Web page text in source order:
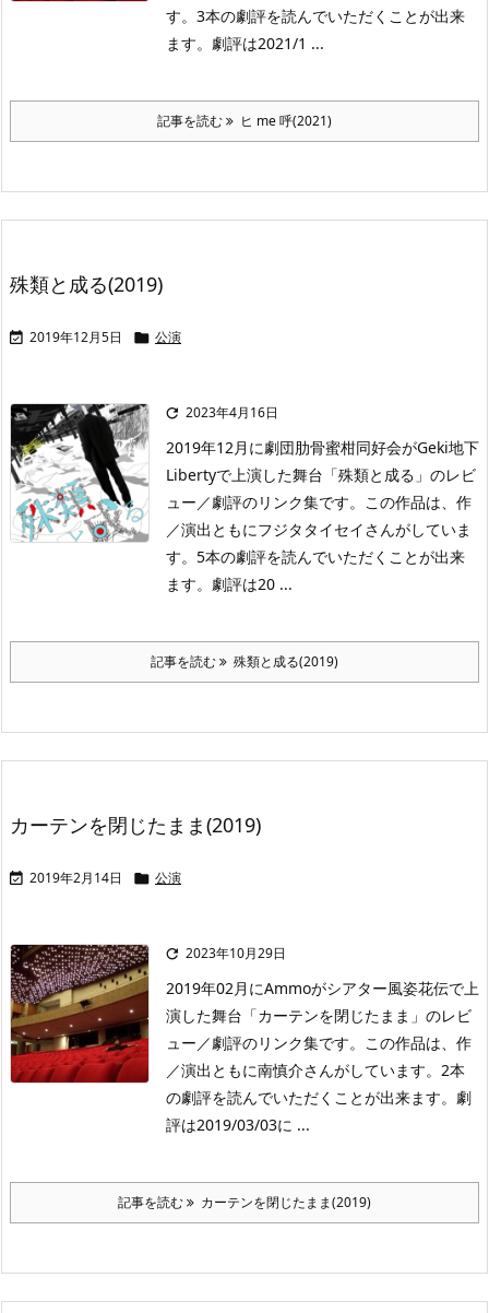
す。3本の劇評を読んでいただくことが出来
ます。劇評は2021/1 ...
記事を読む ヒ me 呼(2021)
殊類と成る(2019)
 2019年12月5日  公演
 2023年4月16日
2019年12月に劇団肋骨蜜柑同好会がGeki地下
Libertyで上演した舞台「殊類と成る」のレビ
ュー／劇評のリンク集です。この作品は、作
／演出ともにフジタタイセイさんがしていま
す。5本の劇評を読んでいただくことが出来
ます。劇評は20 ...
記事を読む 殊類と成る(2019)
カーテンを閉じたまま(2019)
 2019年2月14日  公演
 2023年10月29日
2019年02月にAmmoがシアター風姿花伝で上
演した舞台「カーテンを閉じたまま」のレビ
ュー／劇評のリンク集です。この作品は、作
／演出ともに南慎介さんがしています。2本
の劇評を読んでいただくことが出来ます。劇
評は2019/03/03に ...
記事を読む カーテンを閉じたまま(2019)